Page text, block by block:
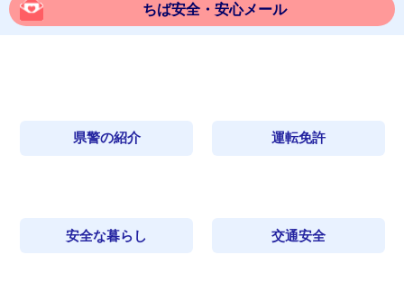
ちば安全・安心メール
県警の紹介 運転免許
安全な暮らし 交通安全